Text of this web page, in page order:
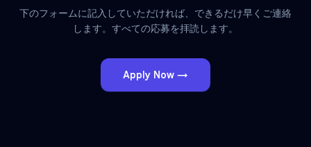
下のフォームに記入していただければ、できるだけ早くご連絡
します。すべての応募を拝読します。
Apply Now →